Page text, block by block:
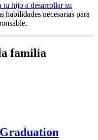
tu hijo a desarrollar su
habilidades necesarias para
familia